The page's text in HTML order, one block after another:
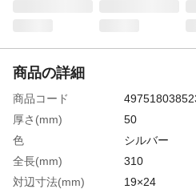
商品の詳細
商品コード
厚さ(mm)
50
色
シルバー
全長(mm)
310
対辺寸法(mm)
19×24